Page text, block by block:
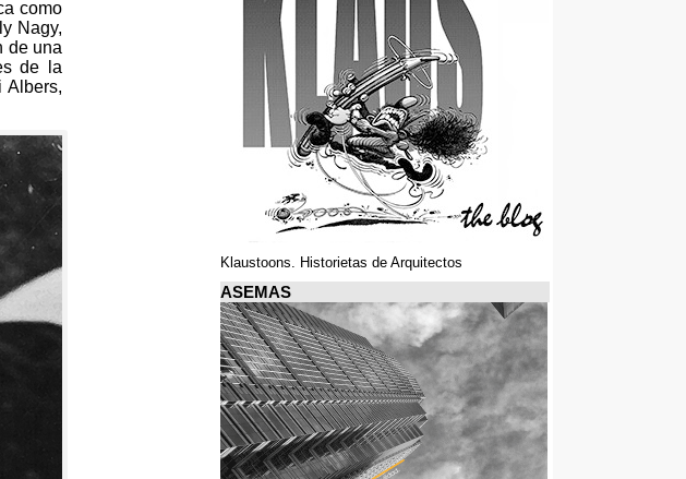
como
Nagy,
de una
de la
Albers,
Klaustoons. Historietas de Arquitectos
ASEMAS